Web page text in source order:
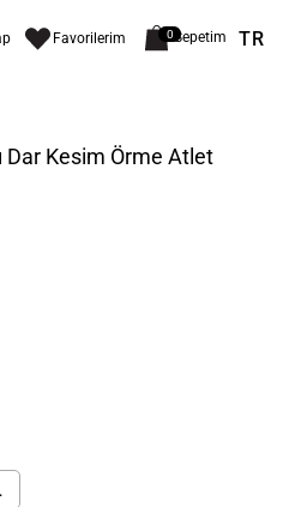
Favorilerim 0Sepetim TR
Dar Kesim Örme Atlet